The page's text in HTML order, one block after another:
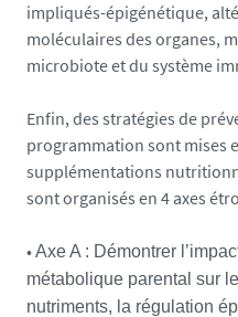
impliqués-épigénétique,
moléculaires des organes,
microbiote et du système
Enfin, des stratégies de
programmation sont mises
supplémentations
sont organisés en 4 axes
• Axe A : Démontrer
métabolique parental sur
nutriments, la régulation